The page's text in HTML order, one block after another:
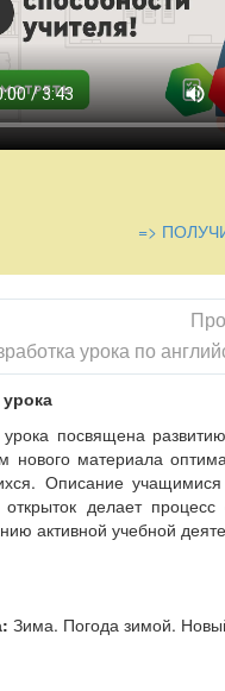
=>
урока по
урока посвящена
нового материала
Описание
открыток делает
активной учебной
Зима. Погода зимой.